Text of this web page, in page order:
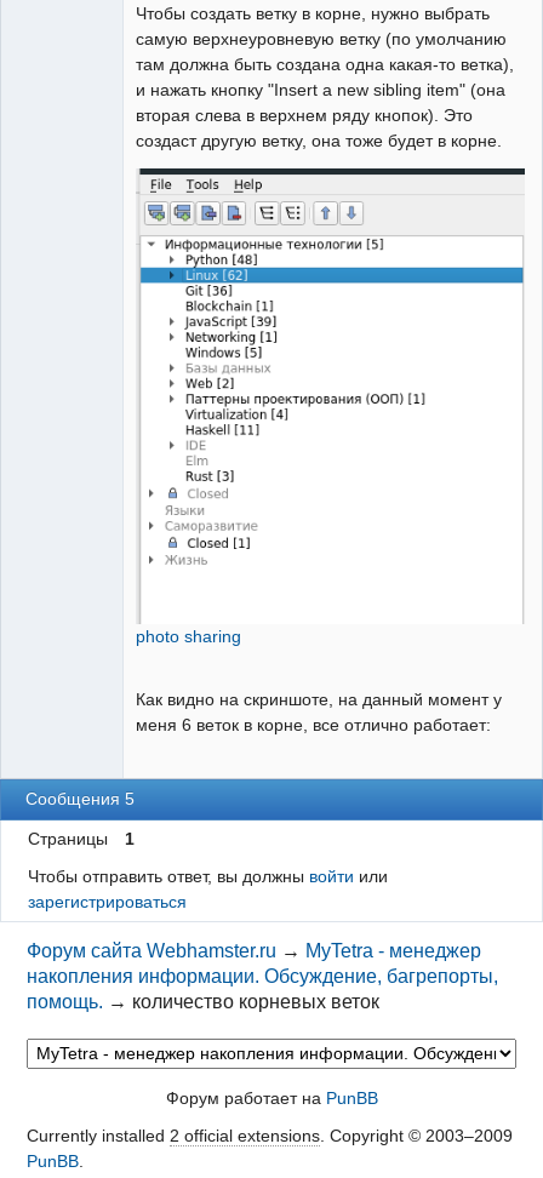
Чтобы создать ветку в корне, нужно выбрать
самую верхнеуровневую ветку (по умолчанию
там должна быть создана одна какая-то ветка),
и нажать кнопку "Insert a new sibling item" (она
вторая слева в верхнем ряду кнопок). Это
создаст другую ветку, она тоже будет в корне.
photo sharing
Как видно на скриншоте, на данный момент у
меня 6 веток в корне, все отлично работает:
Сообщения 5
Страницы
1
Чтобы отправить ответ, вы должны войти или
зарегистрироваться
Форум сайта Webhamster.ru → MyTetra - менеджер
накопления информации. Обсуждение, багрепорты,
помощь. → количество корневых веток
Форум работает на PunBB
Currently installed 2 official extensions. Copyright © 2003–2009
PunBB.